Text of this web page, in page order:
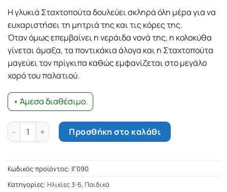
Η γλυκιά Σταχτοπούτα δουλεύει σκληρά όλη μέρα για να
ευχαριστήσει τη μητριά της και τις κόρες της.
Όταν όμως επεμβαίνει η νεράιδα νονά της, η κολοκύθα
γίνεται άμαξα, τα ποντικάκια άλογα και η Σταχτοπούτα
μαγεύει τον πρίγκιπα καθώς εμφανίζεται στο μεγάλο
χορό του παλατιού.
• Άμεσα διαθέσιμο.
Η Σταχτοπούτα ποσότηταΠροσθήκη στο καλάθι
Κωδικός προϊόντος: ΙΓ090
Κατηγορίες: Ηλικίες 3-6, Παιδικά